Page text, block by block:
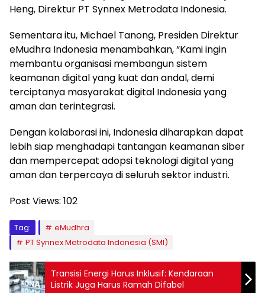
Heng, Direktur PT Synnex Metrodata Indonesia.
Sementara itu, Michael Tanong, Presiden Direktur
eMudhra Indonesia menambahkan, “Kami ingin
membantu organisasi membangun sistem
keamanan digital yang kuat dan andal, demi
terciptanya masyarakat digital Indonesia yang
aman dan terintegrasi.
Dengan kolaborasi ini, Indonesia diharapkan dapat
lebih siap menghadapi tantangan keamanan siber
dan mempercepat adopsi teknologi digital yang
aman dan terpercaya di seluruh sektor industri.
Post Views: 102
Tag:
eMudhra
PT Synnex Metrodata Indonesia (SMI)
Transisi Energi Harus Inklusif: Kendaraan
Listrik Juga Harus Ramah Difabel